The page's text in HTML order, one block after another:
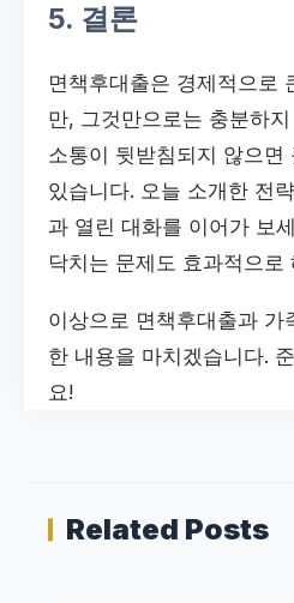
5. 결론
면책후대출은 경제적으로
만, 그것만으로는 충분하
소통이 뒷받침되지 않으면
있습니다. 오늘 소개한 전
과 열린 대화를 이어가 보
닥치는 문제도 효과적으로
이상으로 면책후대출과 가
한 내용을 마치겠습니다.
요!
Related Posts